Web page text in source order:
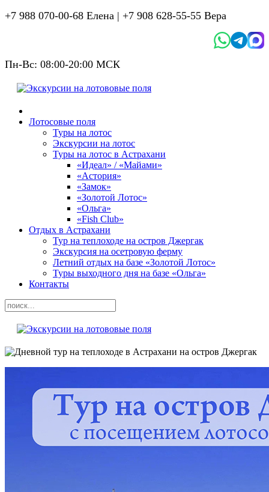
+7 988 070-00-68 Елена | +7 908 628-55-55 Вера
Пн-Вс: 08:00-20:00 МСК
Лотосовые поля
Туры на лотос
Экскурсии на лотос
Туры на лотос в Астрахани
«Идеал» / «Майами»
«Астория»
«Замок»
«Золотой Лотос»
«Ольга»
«Fish Club»
Отдых в Астрахани
Тур на теплоходе на остров Джергак
Экскурсия на осетровую ферму
Летний отдых на базе «Золотой Лотос»
Туры выходного дня на базе «Ольга»
Контакты